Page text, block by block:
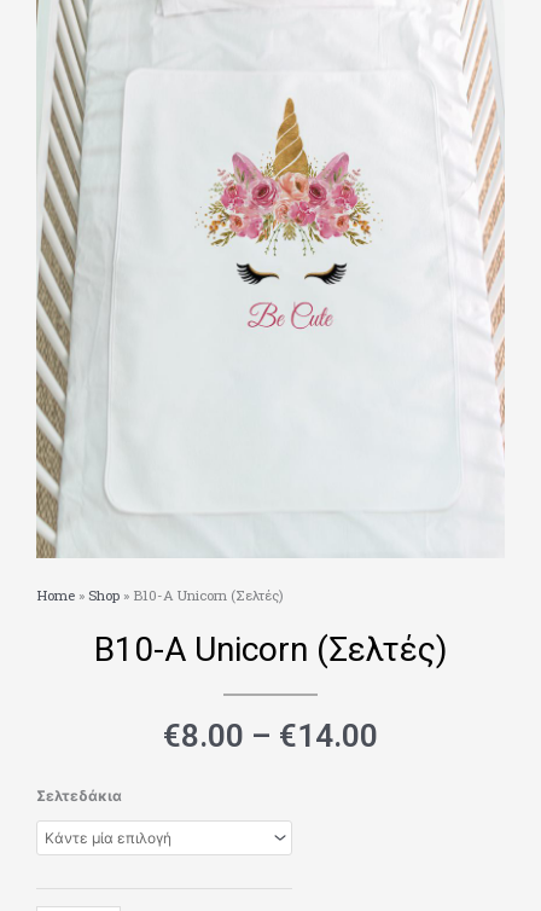
Home » Shop » Β10-Α Unicorn (Σελτές)
Β10-Α Unicorn (Σελτές)
€8.00 – €14.00
Σελτεδάκια
Β10-
Α
Unicorn